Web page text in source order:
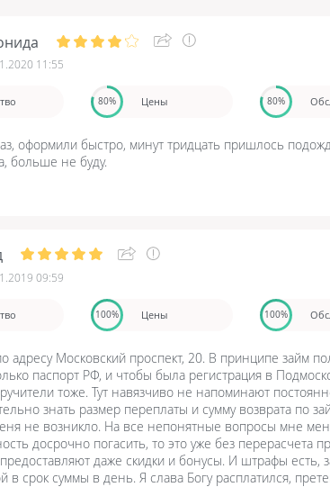
11:55
80% Цены 80%
оформили быстро, минут тридцать пришлось
больше не буду.
09:59
100% Цены 100%
адресу Московский проспект, 20. В принципе займ
паспорт РФ, и чтобы была регистрация в
тоже. Тут навязчиво не напоминают
знать размер переплаты и сумму возврата по
не возникло. На все непонятные вопросы мне
досрочно погасить, то это уже без перерасчета
даже скидки и бонусы. И штрафы есть,
в срок суммы в день. Я слава Богу расплатился,